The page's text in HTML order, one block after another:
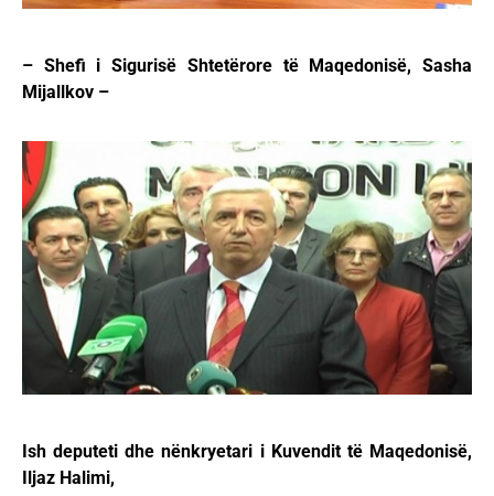
– Shefi i Sigurisë Shtetërore të Maqedonisë, Sasha
Mijallkov –
Ish deputeti dhe nënkryetari i Kuvendit të Maqedonisë,
Iljaz Halimi,